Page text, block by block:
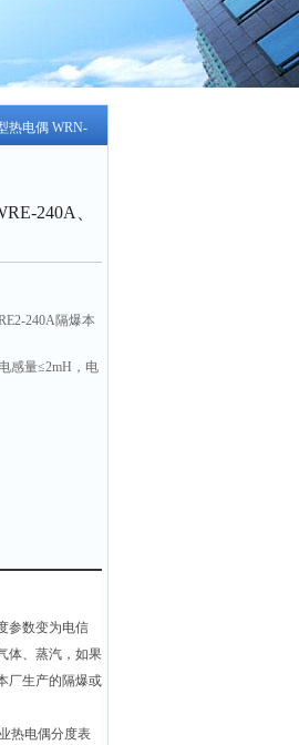
热电偶 WRN-
240A、
240A隔爆本
感量≤2mH，电
参数变为电信
体、蒸汽，如果
厂生产的隔爆或
热电偶分度表